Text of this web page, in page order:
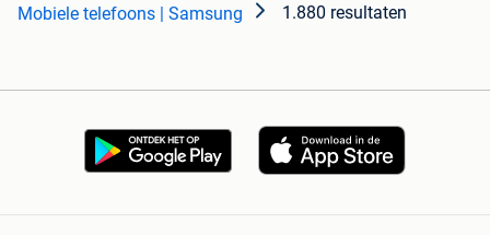
Mobiele telefoons | Samsung 1.880 resultaten